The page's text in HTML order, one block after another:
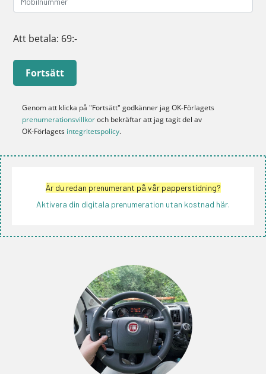
Att betala: 69:-
Fortsätt
Genom att klicka på "Fortsätt" godkänner jagOK-Förlagets
prenumerationsvillkoroch bekräftar att jag tagit del av
OK-Förlagets integritetspolicy.
Är du redan prenumerant på vår papperstidning?
Aktivera din digitala prenumeration utan kostnad här.